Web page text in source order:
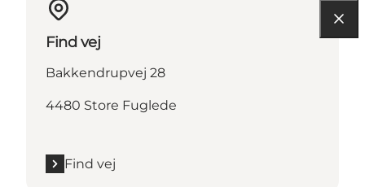
Find vej
Bakkendrupvej 28
4480 Store Fuglede
Find vej